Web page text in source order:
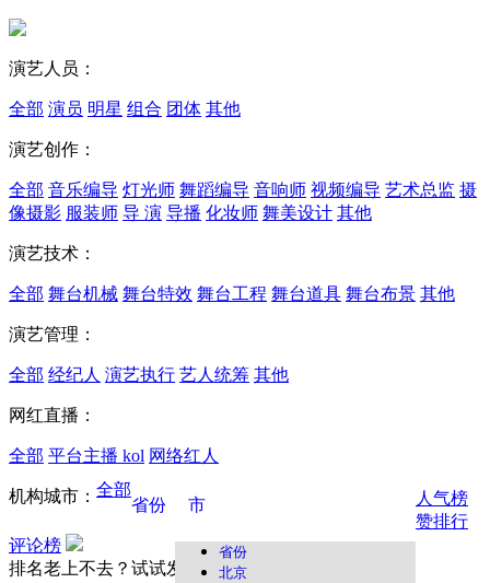
演艺人员：
全部 演员 明星 组合 团体 其他
演艺创作：
全部 音乐编导 灯光师 舞蹈编导 音响师 视频编导 艺术总监 摄
像摄影 服装师 导 演 导播 化妆师 舞美设计 其他
演艺技术：
全部 舞台机械 舞台特效 舞台工程 舞台道具 舞台布景 其他
演艺管理：
全部 经纪人 演艺执行 艺人统筹 其他
网红直播：
全部 平台主播 kol 网络红人
机构城市： 全部
省份
市
省份
北京
人气榜
赞排行
评论榜
排名老上不去？试试发布作品看看